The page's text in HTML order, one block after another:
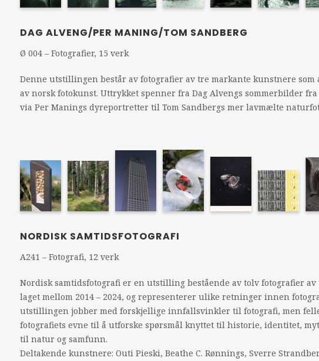
DAG ALVENG/PER MANING/TOM SANDBERG
Ø 004 – Fotografier, 15 verk
Denne utstillingen består av fotografier av tre markante kunstnere
av norsk fotokunst. Uttrykket spenner fra Dag Alvengs sommerbilder
via Per Manings dyreportretter til Tom Sandbergs mer lavmælte
NORDISK SAMTIDSFOTOGRAFI
A241 – Fotografi, 12 verk
Nordisk samtidsfotografi er en utstilling bestående av tolv fotografier
laget mellom 2014 – 2024, og representerer ulike retninger innen
utstillingen jobber med forskjellige innfallsvinkler til fotografi, men
fotografiets evne til å utforske spørsmål knyttet til historie, identitet,
til natur og samfunn.
Deltakende kunstnere: Outi Pieski, Beathe C. Rønnings, Sverre